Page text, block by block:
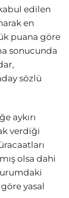
edilen
en
puana göre
sonucunda
sözlü
aykırı
verdiği
olsa dahi
yasal